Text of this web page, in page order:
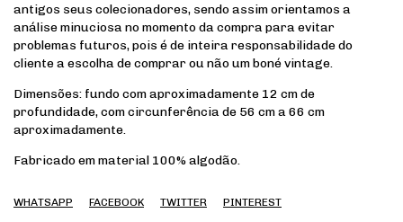
antigos seus colecionadores, sendo assim orientamos a
análise minuciosa no momento da compra para evitar
problemas futuros, pois é de inteira responsabilidade do
cliente a escolha de comprar ou não um boné vintage.
Dimensões: fundo com aproximadamente 12 cm de
profundidade, com circunferência de 56 cm a 66 cm
aproximadamente.
Fabricado em material 100% algodão.
WHATSAPP FACEBOOK TWITTER PINTEREST